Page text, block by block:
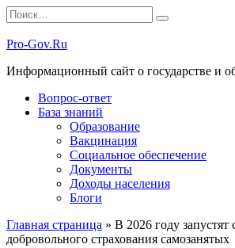
Перейти
к
содержанию
Search
for:
Pro-Gov.Ru
Информационный сайт о государстве и
Вопрос-ответ
База знаний
Образование
Вакцинация
Социальное обеспечение
Документы
Доходы населения
Блоги
Главная страница » В 2026 году запустят
добровольного страхования самозанятых